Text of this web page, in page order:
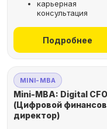
карьерная
консультация
Подробнее
MINI-MBA
Mini-MBA: Digital CFO
(Цифровой
директор)